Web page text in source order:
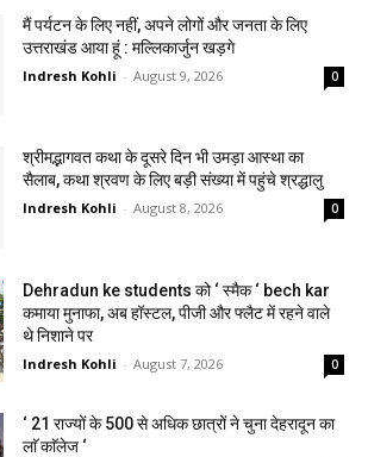
मैं पर्यटन के लिए नहीं, अपने लोगों और जनता के लिए
उत्तराखंड आया हूं : मल्लिकार्जुन खड़गे
Indresh Kohli - August 9, 2026 0
श्रीमद्भागवत कथा के दूसरे दिन भी उमड़ा आस्था का
सैलाब, कथा श्रवण के लिए बड़ी संख्या में पहुंचे श्रद्धालु
Indresh Kohli - August 8, 2026 0
Dehradun ke students को ‘ स्मैक ‘ bech kar
कमाया मुनाफा, अब हॉस्टल, पीजी और फ्लैट में रहने वाले
थे निशाने पर
Indresh Kohli - August 7, 2026 0
‘ 21 राज्यों के 500 से अधिक छात्रों ने चुना देहरादून का
लाॅ काॅलेज ‘